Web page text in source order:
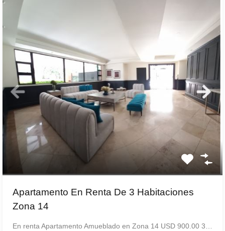
Apartamento En Renta De 3 Habitaciones
Zona 14
En renta Apartamento Amueblado en Zona 14 USD 900.00 3…